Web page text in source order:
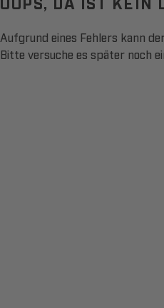
Aufgrund eines Fehlers kann
Bitte versuche es später noch